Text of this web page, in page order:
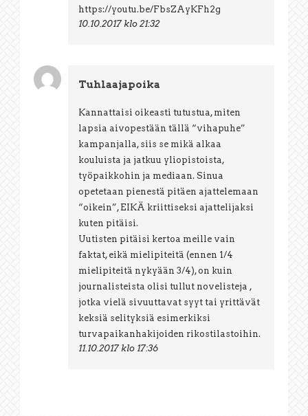
https://youtu.be/FbsZAyKFh2g
10.10.2017 klo 21:32
Tuhlaajapoika
Kannattaisi oikeasti tutustua, miten
lapsia aivopestään tällä “vihapuhe”
kampanjalla, siis se mikä alkaa
kouluista ja jatkuu yliopistoista,
työpaikkohin ja mediaan. Sinua
opetetaan pienestä pitäen ajattelemaan
“oikein”, EIKÄ kriittiseksi ajattelijaksi
kuten pitäisi.
Uutisten pitäisi kertoa meille vain
faktat, eikä mielipiteitä (ennen 1/4
mielipiteitä nykyään 3/4), on kuin
journalisteista olisi tullut novelisteja ,
jotka vielä sivuuttavat syyt tai yrittävät
keksiä selityksiä esimerkiksi
turvapaikanhakijoiden rikostilastoihin.
11.10.2017 klo 17:36